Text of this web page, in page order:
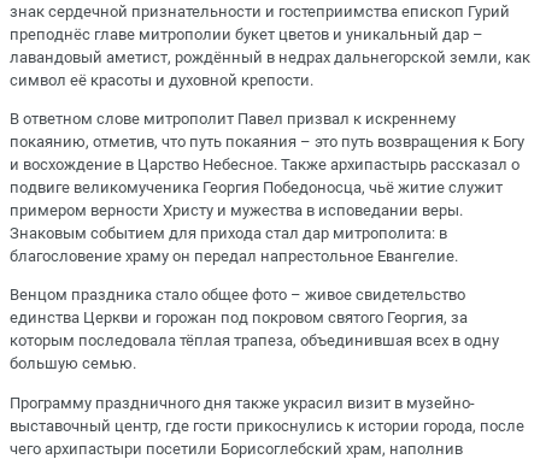
знак сердечной признательности и гостеприимства епископ Гурий
преподнёс главе митрополии букет цветов и уникальный дар –
лавандовый аметист, рождённый в недрах дальнегорской земли, как
символ её красоты и духовной крепости.
В ответном слове митрополит Павел призвал к искреннему
покаянию, отметив, что путь покаяния – это путь возвращения к Богу
и восхождение в Царство Небесное. Также архипастырь рассказал о
подвиге великомученика Георгия Победоносца, чьё житие служит
примером верности Христу и мужества в исповедании веры.
Знаковым событием для прихода стал дар митрополита: в
благословение храму он передал напрестольное Евангелие.
Венцом праздника стало общее фото – живое свидетельство
единства Церкви и горожан под покровом святого Георгия, за
которым последовала тёплая трапеза, объединившая всех в одну
большую семью.
Программу праздничного дня также украсил визит в музейно-
выставочный центр, где гости прикоснулись к истории города, после
чего архипастыри посетили Борисоглебский храм, наполнив